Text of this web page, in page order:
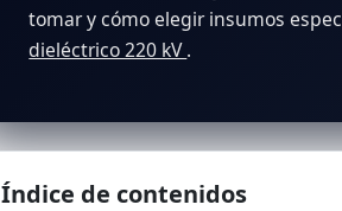
tomar y cómo elegir insumos
dieléctrico 220 kV.
Índice de contenidos